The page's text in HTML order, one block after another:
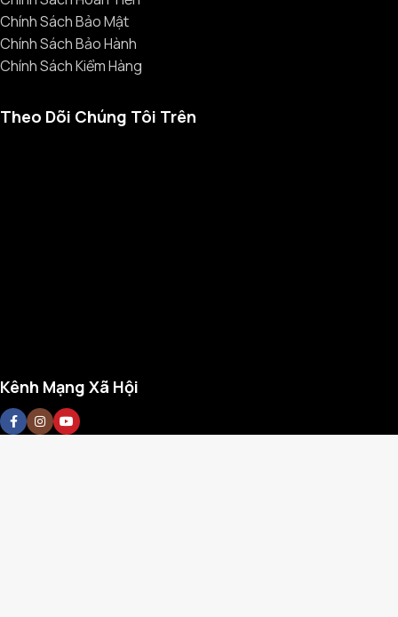
Chính Sách Bảo Mật
Chính Sách Bảo Hành
Chính Sách Kiểm Hàng
Theo Dõi Chúng Tôi Trên
Kênh Mạng Xã Hội